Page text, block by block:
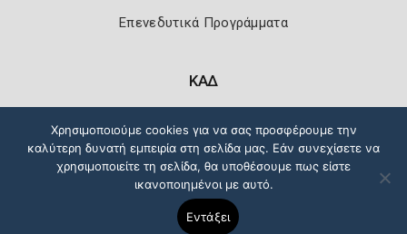
Επενεδυτικά Προγράμματα
ΚΑΔ
Πολιτική Ασφάλειας Όροι Χρήσης
Χρησιμοποιούμε cookies για να σας προσφέρουμε την
καλύτερη δυνατή εμπειρία στη σελίδα μας. Εάν συνεχίσετε να
χρησιμοποιείτε τη σελίδα, θα υποθέσουμε πως είστε
ικανοποιημένοι με αυτό.
Εντάξει
Copyright 2026 Knowledge A.E.